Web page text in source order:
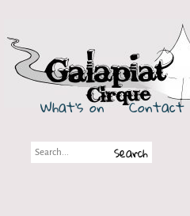
Galapiat Cirque
What's on
Contact